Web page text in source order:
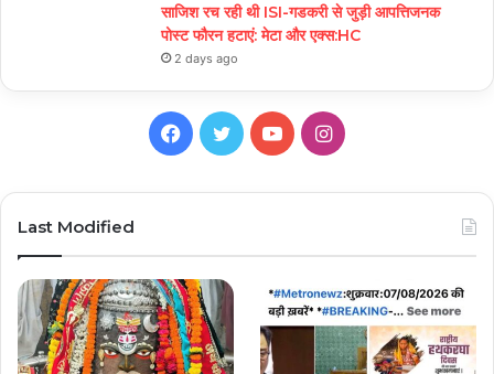
साजिश रच रही थी ISI-गडकरी से जुड़ी आपत्तिजनक
पोस्ट फौरन हटाएं: मेटा और एक्स:HC
2 days ago
Facebook
TwitterYouTubeInstagram
Last Modified